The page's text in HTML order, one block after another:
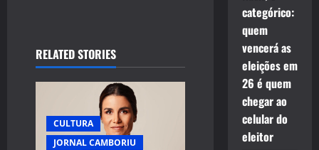
v
i
RELATED STORIES
CULTURA
JORNAL CAMBORIU
categórico:
quem
vencerá as
eleições em
26 é quem
chegar ao
celular do
eleitor